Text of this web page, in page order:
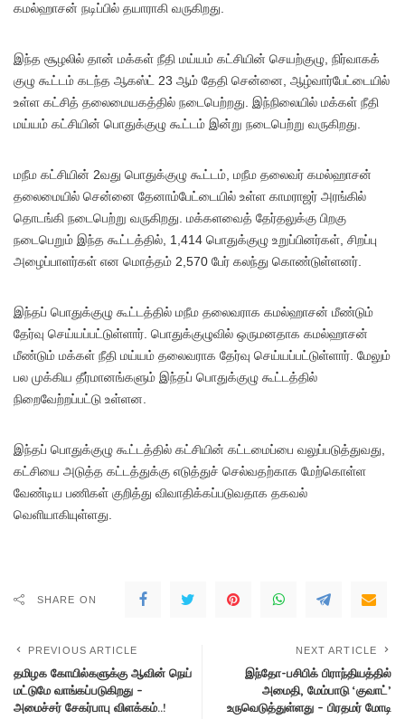
கமல்ஹாசன் நடிப்பில் தயாராகி வருகிறது.
இந்த சூழலில் தான் மக்கள் நீதி மய்யம் கட்சியின் செயற்குழு, நிர்வாகக்
குழு கூட்டம் கடந்த ஆகஸ்ட் 23 ஆம் தேதி சென்னை, ஆழ்வார்பேட்டையில்
உள்ள கட்சித் தலைமையகத்தில் நடைபெற்றது. இந்நிலையில் மக்கள் நீதி
மய்யம் கட்சியின் பொதுக்குழு கூட்டம் இன்று நடைபெற்று வருகிறது.
மநீம கட்சியின் 2வது பொதுக்குழு கூட்டம், மநீம தலைவர் கமல்ஹாசன்
தலைமையில் சென்னை தேனாம்பேட்டையில் உள்ள காமராஜர் அரங்கில்
தொடங்கி நடைபெற்று வருகிறது. மக்களவைத் தேர்தலுக்கு பிறகு
நடைபெறும் இந்த கூட்டத்தில், 1,414 பொதுக்குழு உறுப்பினர்கள், சிறப்பு
அழைப்பாளர்கள் என மொத்தம் 2,570 பேர் கலந்து கொண்டுள்ளனர்.
இந்தப் பொதுக்குழு கூட்டத்தில் மநீம தலைவராக கமல்ஹாசன் மீண்டும்
தேர்வு செய்யப்பட்டுள்ளார். பொதுக்குழுவில் ஒருமனதாக கமல்ஹாசன்
மீண்டும் மக்கள் நீதி மய்யம் தலைவராக தேர்வு செய்யப்பட்டுள்ளார். மேலும்
பல முக்கிய தீர்மானங்களும் இந்தப் பொதுக்குழு கூட்டத்தில்
நிறைவேற்றப்பட்டு உள்ளன.
இந்தப் பொதுக்குழு கூட்டத்தில் கட்சியின் கட்டமைப்பை வலுப்படுத்துவது,
கட்சியை அடுத்த கட்டத்துக்கு எடுத்துச் செல்வதற்காக மேற்கொள்ள
வேண்டிய பணிகள் குறித்து விவாதிக்கப்படுவதாக தகவல்
வெளியாகியுள்ளது.
SHARE ON
PREVIOUS ARTICLE
தமிழக கோயில்களுக்கு ஆவின் நெய்
மட்டுமே வாங்கப்படுகிறது –
அமைச்சர் சேகர்பாபு விளக்கம்..!
NEXT ARTICLE
இந்தோ-பசிபிக் பிராந்தியத்தில்
அமைதி, மேம்பாடு ‘குவாட்’
உருவெடுத்துள்ளது – பிரதமர் மோடி